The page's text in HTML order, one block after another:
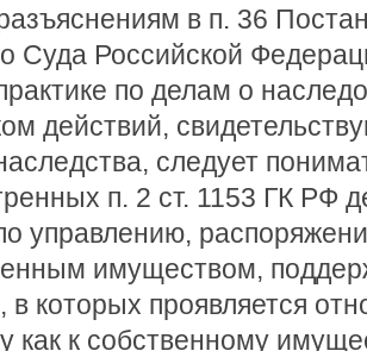
в п. 36
Суда Российской
по делам о
действий,
следует
п. 2 ст. 1153 ГК РФ
управлению,
имуществом,
в которых проявляется
как к собственному